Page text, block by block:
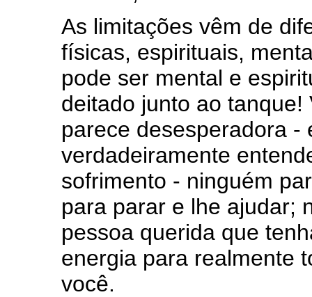
As limitações vêm de
físicas, espirituais,
pode ser mental e
deitado junto ao
parece desesperadora -
verdadeiramente
sofrimento - ninguém
para parar e lhe ajudar;
pessoa querida que
energia para realmente
você.